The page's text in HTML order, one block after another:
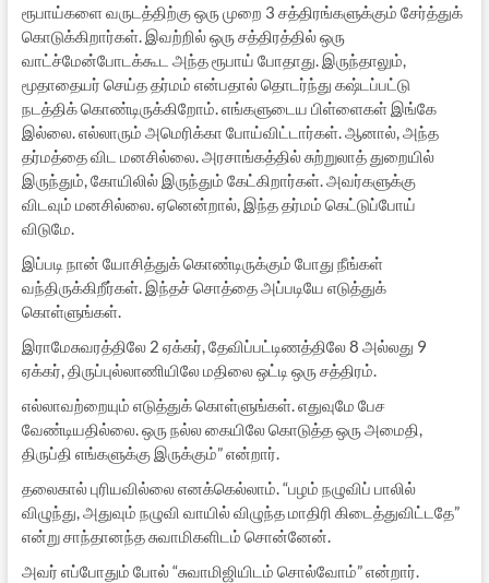
ரூபாய்களை வருடத்திற்கு ஒரு முறை 3 சத்திரங்களுக்கும் சேர்த்துக்
கொடுக்கிறார்கள். இவற்றில் ஒரு சத்திரத்தில் ஒரு
வாட்ச்மேன்போடக்கூட அந்த ரூபாய் போதாது. இருந்தாலும்,
மூதாதையர் செய்த தர்மம் என்பதால் தொடர்ந்து கஷ்டப்பட்டு
நடத்திக் கொண்டிருக்கிறோம். எங்களுடைய பிள்ளைகள் இங்கே
இல்லை. எல்லாரும் அமெரிக்கா போய்விட்டார்கள். ஆனால், அந்த
தர்மத்தை விட மனசில்லை. அரசாங்கத்தில் சுற்றுலாத் துறையில்
இருந்தும், கோயிலில் இருந்தும் கேட்கிறார்கள். அவர்களுக்கு
விடவும் மனசில்லை. ஏனென்றால், இந்த தர்மம் கெட்டுப்போய்
விடுமே.
இப்படி நான் யோசித்துக் கொண்டிருக்கும் போது நீங்கள்
வந்திருக்கிறீர்கள். இந்தச் சொத்தை அப்படியே எடுத்துக்
கொள்ளுங்கள்.
இராமேசுவரத்திலே 2 ஏக்கர், தேவிப்பட்டிணத்திலே 8 அல்லது 9
ஏக்கர், திருப்புல்லாணியிலே மதிலை ஒட்டி ஒரு சத்திரம்.
எல்லாவற்றையும் எடுத்துக் கொள்ளுங்கள். எதுவுமே பேச
வேண்டியதில்லை. ஒரு நல்ல கையிலே கொடுத்த ஒரு அமைதி,
திருப்தி எங்களுக்கு இருக்கும்” என்றார்.
தலைகால் புரியவில்லை எனக்கெல்லாம். “பழம் நழுவிப் பாலில்
விழுந்து, அதுவும் நழுவி வாயில் விழுந்த மாதிரி கிடைத்துவிட்டதே”
என்று சாந்தானந்த சுவாமிகளிடம் சொன்னேன்.
அவர் எப்போதும் போல் “சுவாமிஜியிடம் சொல்வோம்” என்றார்.